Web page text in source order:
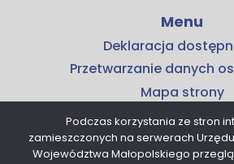
Menu
Deklaracja
Przetwarzanie danych
Mapa strony
Kontakt
Kontakt
Podczas korzystania ze stron
zamieszczonych na serwerach
Województwa Małopolskiego